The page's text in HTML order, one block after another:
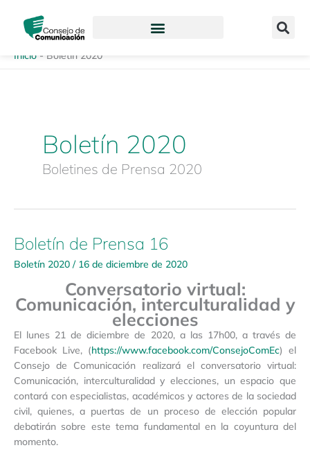
contenido
Inicio - Boletín 2020
Boletín 2020
Boletines de Prensa 2020
Boletín de Prensa 16
Boletín 2020 / 16 de diciembre de 2020
Conversatorio virtual:
Comunicación, interculturalidad y
elecciones
El lunes 21 de diciembre de 2020, a las 17h00, a través de
Facebook Live, (https://www.facebook.com/ConsejoComEc) el
Consejo de Comunicación realizará el conversatorio virtual:
Comunicación, interculturalidad y elecciones, un espacio que
contará con especialistas, académicos y actores de la sociedad
civil, quienes, a puertas de un proceso de elección popular
debatirán sobre este tema fundamental en la coyuntura del
momento.
Boletín
Prensa